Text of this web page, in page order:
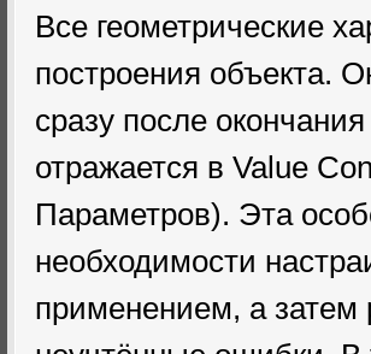
Все геометрические
построения объекта.
сразу после
отражается в Value
Параметров). Эта
необходимости
применением, а затем